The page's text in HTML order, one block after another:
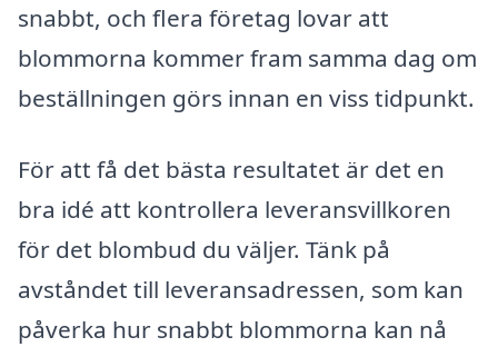
snabbt, och flera företag lovar att
blommorna kommer fram samma dag om
beställningen görs innan en viss tidpunkt.
För att få det bästa resultatet är det en
bra idé att kontrollera leveransvillkoren
för det blombud du väljer. Tänk på
avståndet till leveransadressen, som kan
påverka hur snabbt blommorna kan nå